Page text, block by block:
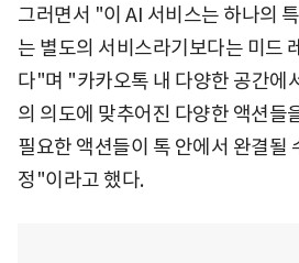
그러면서 "이 AI 서비스는 하나의
는 별도의 서비스라기보다는 미드
다"며 "카카오톡 내 다양한 공간에
의 의도에 맞추어진 다양한 액션들
필요한 액션들이 톡 안에서 완결될
정"이라고 했다.